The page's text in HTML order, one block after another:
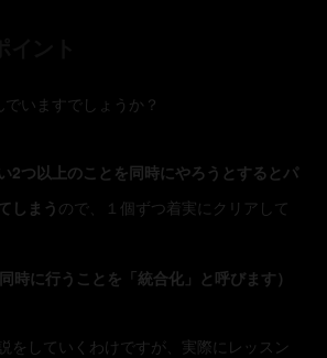
いますでしょうか？
2つ以上のことを同時にやろうとするとパ
しまう ので、１個ずつ着実にクリアして
時に行うことを「統合化」と呼びます）
をしていくわけですが、実際にレッスン